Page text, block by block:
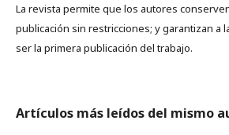
La revista permite que los autores
publicación sin restricciones; y garantizan a
ser la primera publicación del trabajo.
Artículos más leídos del mismo